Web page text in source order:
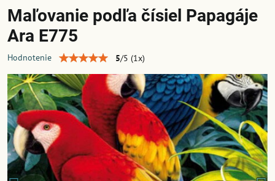
Maľovanie podľa čísiel Papagáje
Ara E775
Hodnotenie 5/5 (1x)